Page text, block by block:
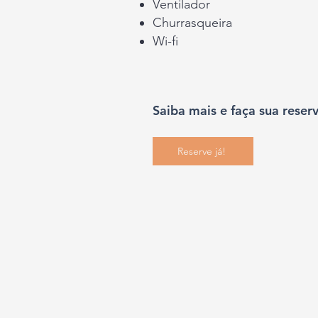
Ventilador
Churrasqueira
Wi-fi
Saiba mais e faça sua
Reserve já!